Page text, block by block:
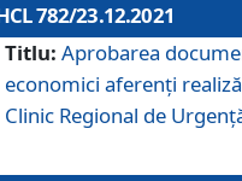
782/23.12.2021
Titlu: Aprobarea
economici aferenți
Clinic Regional de